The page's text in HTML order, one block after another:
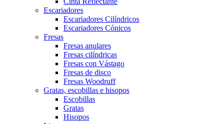
Escariadores
Escariadores Cilíndricos
Escariadores Cónicos
Fresas
Fresas anulares
Fresas cilíndricas
Fresas con Vástago
Fresas de disco
Fresas Woodruff
Gratas, escobillas e hisopos
Escobillas
Gratas
Hisopos